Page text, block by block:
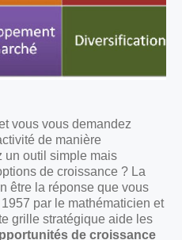
vous vous demandez
de manière
un outil simple mais
de croissance ? La
être la réponse que vous
par le mathématicien et
grille stratégique aide les
de croissance